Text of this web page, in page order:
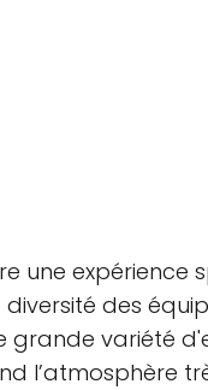
une
des
grande variété
l’atmosphère